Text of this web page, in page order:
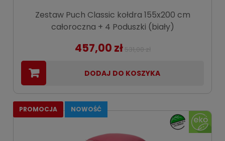
Zestaw Puch Classic kołdra 155x200 cm
całoroczna + 4 Poduszki (biały)
457,00 zł531,00 zł
DODAJ DO KOSZYKA
PROMOCJA NOWOŚĆ